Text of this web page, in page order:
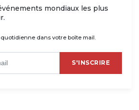
mondiaux les plus
dans votre boîte mail.
S'INSCRIRE